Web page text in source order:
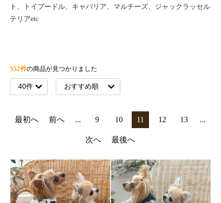
ト、トイプードル、キャバリア、マルチーズ、ジャックラッセル
テリアetc
552件の商品が見つかりました
最初へ 前へ ... 9 10 11 12 13 ...
次へ 最後へ